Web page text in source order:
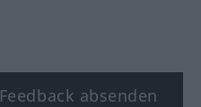
Feedback absenden